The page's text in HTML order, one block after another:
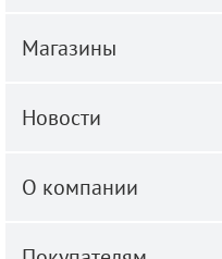
Магазины
Новости
О компании